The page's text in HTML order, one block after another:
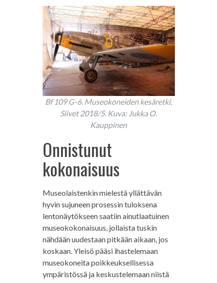
Bf 109 G-6. Museokoneiden kesäretki,
Siivet 2018/5. Kuva: Jukka O.
Kauppinen
Onnistunut
kokonaisuus
Museolaistenkin mielestä yllättävän
hyvin sujuneen prosessin tuloksena
lentonäytökseen saatiin ainutlaatuinen
museokokonaisuus, jollaista tuskin
nähdään uudestaan pitkään aikaan, jos
koskaan. Yleisö pääsi ihastelemaan
museokoneita poikkeuksellisessa
ympäristössä ja keskustelemaan niistä